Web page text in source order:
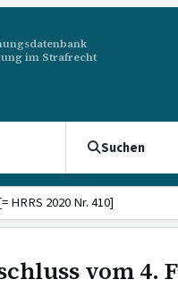
im Strafrecht
Suchen
HRRS 2020 Nr. 410]
vom 4.